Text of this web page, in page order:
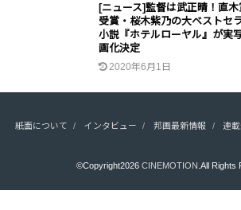
[ニュース]監督は武正晴！直木
受賞・桜木紫乃の大ベストセ
小説『ホテルローヤル』が実
画化決定
2020年6月1日
紙面について インタビュー 邦画最新情報 連
©Copyright2026CINEMOTION .All Rights